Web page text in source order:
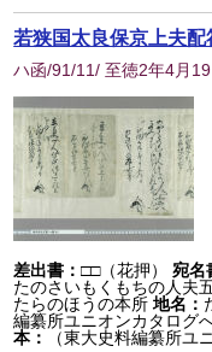
若狭国太良保京上夫配
ハ函/91/11/ 至徳2年4月19
差出書：□□（花押） 宛名
たのさいもくもちの人夫
たらのほうの本所 地名：
編纂所ユニオンカタログ
本：
（東大史料編纂所ユニ